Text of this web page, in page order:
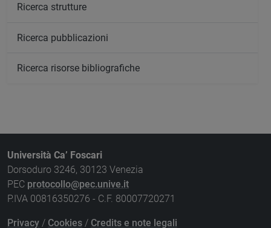
Ricerca strutture
Ricerca pubblicazioni
Ricerca risorse bibliografiche
Università Ca’ Foscari
Dorsoduro 3246, 30123 Venezia
PEC protocollo@pec.unive.it
P.IVA 00816350276 - C.F. 80007720271
Privacy / Cookies / Credits e note legali